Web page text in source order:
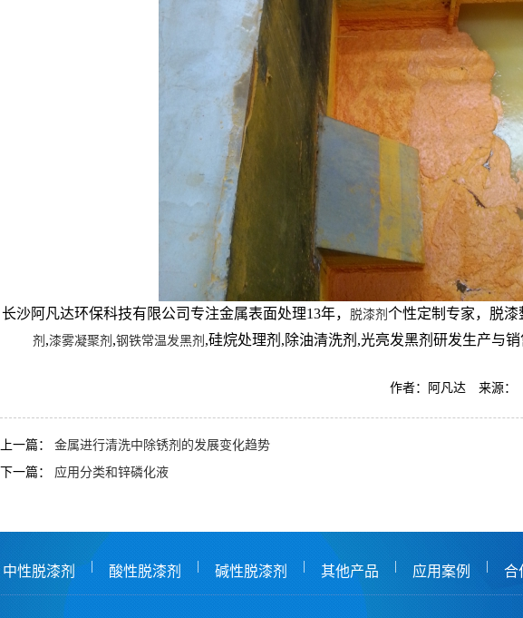
长沙阿凡达环保科技有限公司专注金属表面处理13年， 脱漆剂 个性定制专家，脱
剂 ,漆雾凝聚剂 ,钢铁常温发黑剂 ,硅烷处理剂,除油清洗剂,光亮发黑剂研发生产与
作者：阿凡达 来源：
上一篇： 金属进行清洗中除锈剂的发展变化趋势
下一篇： 应用分类和锌磷化液
中性脱漆剂 酸性脱漆剂 碱性脱漆剂 其他产品 应用案例 合